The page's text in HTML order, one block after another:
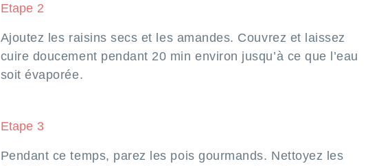
Etape 2
Ajoutez les raisins secs et les amandes. Couvrez et laissez
cuire doucement pendant 20 min environ jusqu’à ce que l’eau
soit évaporée.
Etape 3
Pendant ce temps, parez les pois gourmands. Nettoyez les